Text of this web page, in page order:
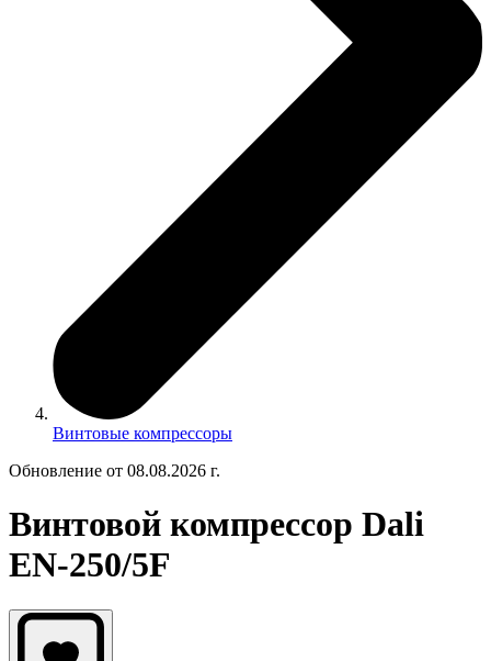
Винтовые компрессоры
Обновление от 08.08.2026 г.
Винтовой компрессор Dali
EN-250/5F